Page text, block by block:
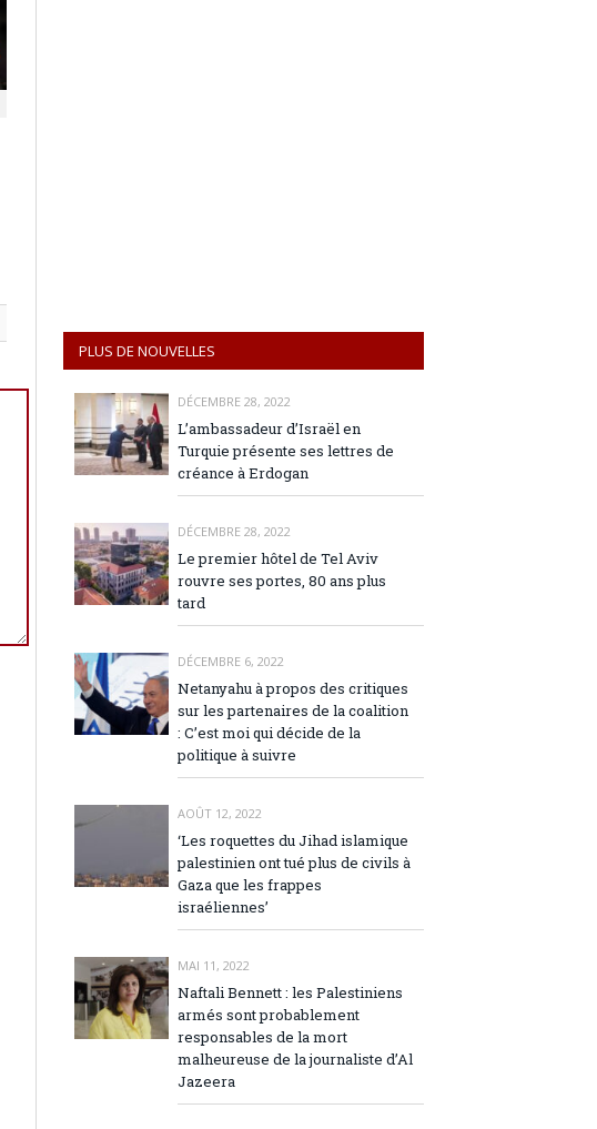
PLUS DE NOUVELLES
DÉCEMBRE 28, 2022
L’ambassadeur d’Israël en
Turquie présente ses lettres de
créance à Erdogan
DÉCEMBRE 28, 2022
Le premier hôtel de Tel Aviv
rouvre ses portes, 80 ans plus
tard
DÉCEMBRE 6, 2022
Netanyahu à propos des critiques
sur les partenaires de la coalition
: C’est moi qui décide de la
politique à suivre
AOÛT 12, 2022
‘Les roquettes du Jihad islamique
palestinien ont tué plus de civils à
Gaza que les frappes
israéliennes’
MAI 11, 2022
Naftali Bennett : les Palestiniens
armés sont probablement
responsables de la mort
malheureuse de la journaliste d’Al
Jazeera